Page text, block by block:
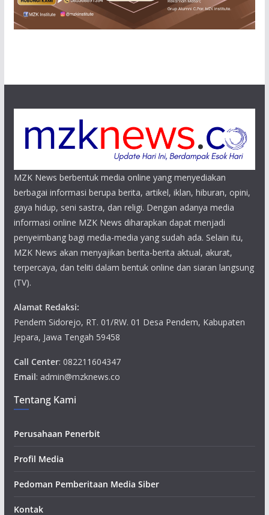
MZK News berbentuk media online yang menyediakan
berbagai informasi berupa berita, artikel, iklan, hiburan, opini,
gaya hidup, seni sastra, dan religi. Dengan adanya media
informasi online MZK News diharapkan dapat menjadi
penyeimbang bagi media-media yang sudah ada. Selain itu,
MZK News akan menyajikan berita-berita aktual, akurat,
terpercaya, dan teliti dalam bentuk online dan siaran langsung
(TV).
Alamat Redaksi:
Pendem Sidorejo, RT. 01/RW. 01 Desa Pendem, Kabupaten
Jepara, Jawa Tengah 59458
Call Center: 082211604347
Email: admin@mzknews.co
Tentang Kami
Perusahaan Penerbit
Profil Media
Pedoman Pemberitaan Media Siber
Kontak